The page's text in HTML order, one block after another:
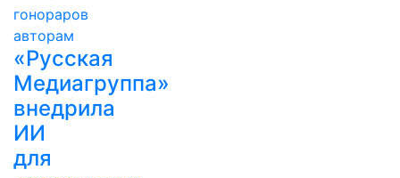
«Русская
Медиагруппа»
внедрила
ИИ
для